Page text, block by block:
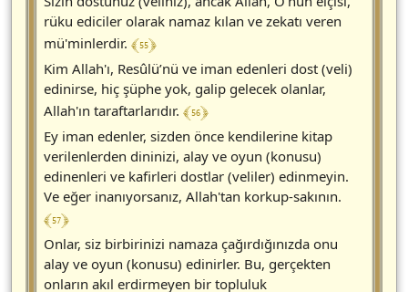
rüku ediciler olarak namaz kılan ve zekatı veren
mü'minlerdir. ﴾ 55 ﴿
Kim Allah'ı, Resûlü’nü ve iman edenleri dost (veli)
edinirse, hiç şüphe yok, galip gelecek olanlar,
Allah'ın taraftarlarıdır. ﴾ 56 ﴿
Ey iman edenler, sizden önce kendilerine kitap
verilenlerden dininizi, alay ve oyun (konusu)
edinenleri ve kafirleri dostlar (veliler) edinmeyin.
Ve eğer inanıyorsanız, Allah'tan korkup-sakının.
﴾ 57 ﴿
Onlar, siz birbirinizi namaza çağırdığınızda onu
alay ve oyun (konusu) edinirler. Bu, gerçekten
onların akıl erdirmeyen bir topluluk